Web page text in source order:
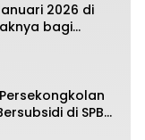
2026 di
bagi
Kunci
di SPBU